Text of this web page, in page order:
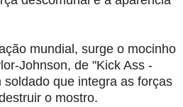
mundial, surge o mocinho
Johnson, de "Kick Ass -
soldado que integra as forças
o mostro.